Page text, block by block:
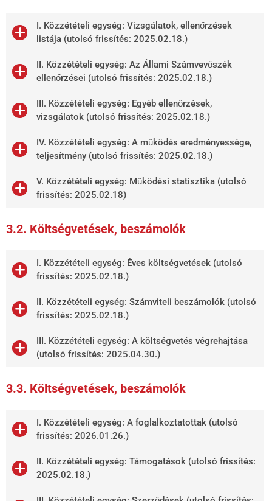
I. Közzétételi egység: Vizsgálatok, ellenőrzések
listája (utolsó frissítés: 2025.02.18.)
II. Közzétételi egység: Az Állami Számvevőszék
ellenőrzései (utolsó frissítés: 2025.02.18.)
III. Közzétételi egység: Egyéb ellenőrzések,
vizsgálatok (utolsó frissítés: 2025.02.18.)
IV. Közzétételi egység: A működés eredményessége,
teljesítmény (utolsó frissítés: 2025.02.18.)
V. Közzétételi egység: Működési statisztika (utolsó
frissítés: 2025.02.18)
3.2. Költségvetések, beszámolók
I. Közzétételi egység: Éves költségvetések (utolsó
frissítés: 2025.02.18.)
II. Közzétételi egység: Számviteli beszámolók (utolsó
frissítés: 2025.02.18.)
III. Közzétételi egység: A költségvetés végrehajtása
(utolsó frissítés: 2025.04.30.)
3.3. Költségvetések, beszámolók
I. Közzétételi egység: A foglalkoztatottak (utolsó
frissítés: 2026.01.26.)
II. Közzétételi egység: Támogatások (utolsó frissítés:
2025.02.18.)